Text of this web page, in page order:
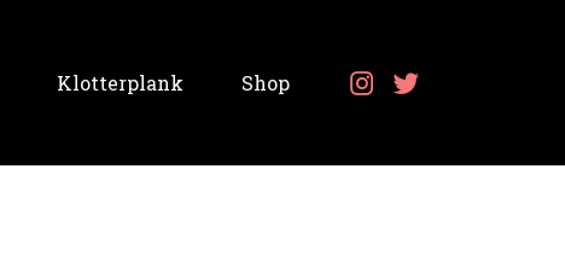
Klotterplank Shop